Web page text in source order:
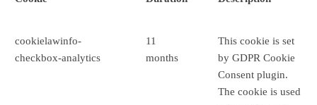
cookielawinfo-
checkbox-analytics
11
months
This cookie is set
by GDPR Cookie
Consent plugin.
The cookie is used